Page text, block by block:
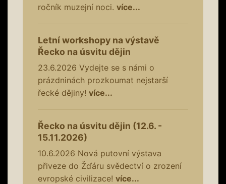
ročník muzejní noci. více...
Letní workshopy na výstavě
Řecko na úsvitu dějin
23.6.2026 Vydejte se s námi o
prázdninách prozkoumat nejstarší
řecké dějiny! více...
Řecko na úsvitu dějin (12.6. -
15.11.2026)
10.6.2026 Nová putovní výstava
přiveze do Žďáru svědectví o zrození
evropské civilizace! více...